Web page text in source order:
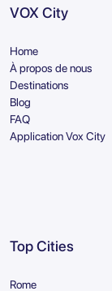
VOX City
Home
À propos de nous
Destinations
Blog
FAQ
Application Vox City
Top Cities
Rome